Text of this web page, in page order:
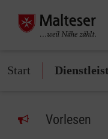
Start
Vorlesen